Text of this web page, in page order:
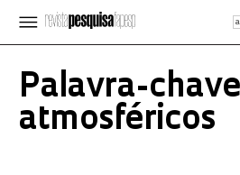
Palavra-
atmosféricos